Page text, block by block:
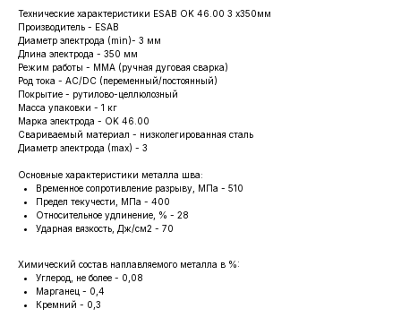
Технические характеристики ESAB OK 46.00 3 х350мм
Производитель - ESAB
Диаметр электрода (min)- 3 мм
Длина электрода - 350 мм
Режим работы - MMA (ручная дуговая сварка)
Род тока - AC/DC (переменный/постоянный)
Покрытие - рутилово-целлюлозный
Масса упаковки - 1 кг
Марка электрода - OK 46.00
Свариваемый материал - низколегированная сталь
Диаметр электрода (max) - 3
Основные характеристики металла шва:
Временное сопротивление разрыву, МПа - 510
Предел текучести, МПа - 400
Относительное удлинение, % - 28
Ударная вязкость, Дж/см2 - 70
Химический состав наплавляемого металла в %:
Углерод, не более - 0,08
Марганец - 0,4
Кремний - 0,3